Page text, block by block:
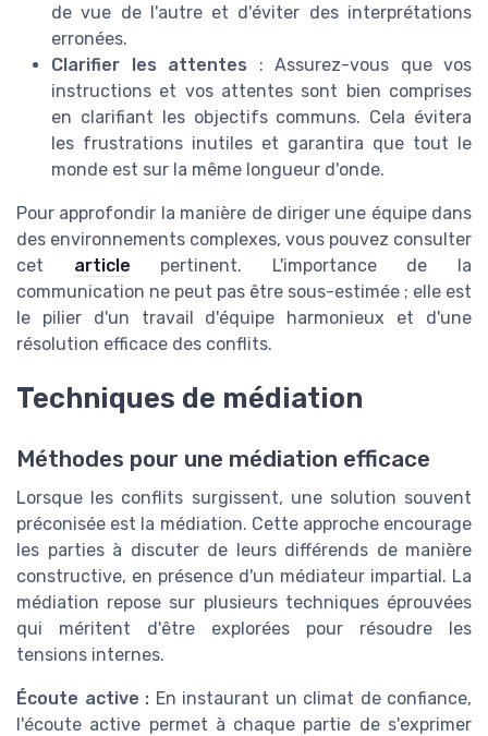
de vue de l'autre et d'éviter des interprétations
erronées.
Clarifier les attentes : Assurez-vous que vos
instructions et vos attentes sont bien comprises
en clarifiant les objectifs communs. Cela évitera
les frustrations inutiles et garantira que tout le
monde est sur la même longueur d'onde.
Pour approfondir la manière de diriger une équipe dans
des environnements complexes, vous pouvez consulter
cet article pertinent. L'importance de la
communication ne peut pas être sous-estimée ; elle est
le pilier d'un travail d'équipe harmonieux et d'une
résolution efficace des conflits.
Techniques de médiation
Méthodes pour une médiation efficace
Lorsque les conflits surgissent, une solution souvent
préconisée est la médiation. Cette approche encourage
les parties à discuter de leurs différends de manière
constructive, en présence d'un médiateur impartial. La
médiation repose sur plusieurs techniques éprouvées
qui méritent d'être explorées pour résoudre les
tensions internes.
Écoute active : En instaurant un climat de confiance,
l'écoute active permet à chaque partie de s'exprimer